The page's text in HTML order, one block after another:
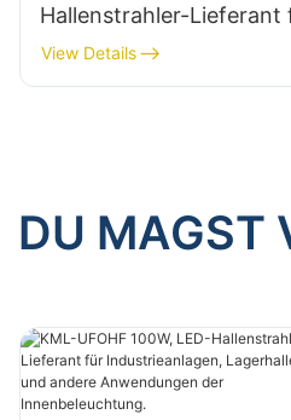
Hallenstrahler-Lieferant
Industrieanlagen,
und andere
View Details
DU MAGST